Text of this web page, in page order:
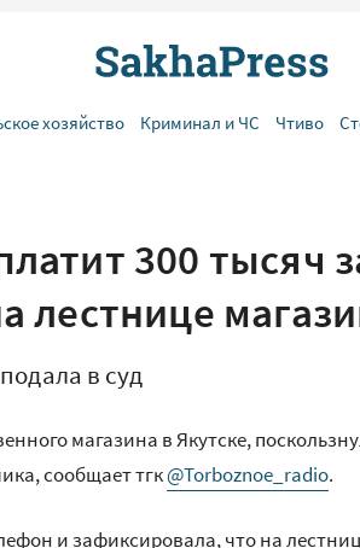
хозяйство Криминал и ЧС Чтиво
300 тысяч
лестнице
в суд
магазина в Якутске,
сообщает тгк@Torboznoe_radio.
и зафиксировала, что на